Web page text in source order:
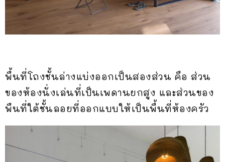
พื้นที่โถงชั้นล่างแบ่งออกเป็นสองส่วน คือ ส่วน
ของห้องนั่งเล่นที่เป็นเพดานยกสูง และส่วนของ
พืนที่ใต้ชั้นลอยที่ออกแบบให้เป็นพื้นที่ห้องครัว